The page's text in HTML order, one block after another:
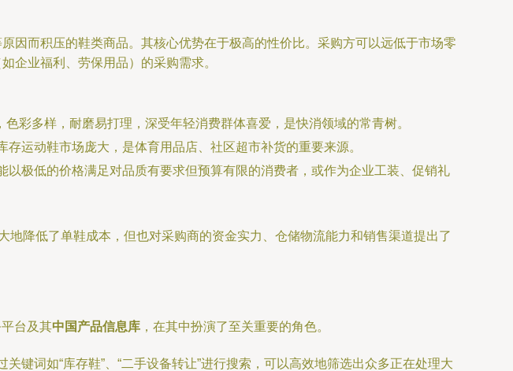
因而积压的鞋类商品。其核心优势在于极高的性价比。采购方可以远低于市场零
企业福利、劳保用品）的采购需求。
彩多样，耐磨易打理，深受年轻消费群体喜爱，是快消领域的常青树。
运动鞋市场庞大，是体育用品店、社区超市补货的重要来源。
极低的价格满足对品质有要求但预算有限的消费者，或作为企业工装、促销礼
降低了单鞋成本，但也对采购商的资金实力、仓储物流能力和销售渠道提出了
台及其中国产品信息库 ，在其中扮演了至关重要的角色。
键词如“库存鞋”、“二手设备转让”进行搜索，可以高效地筛选出众多正在处理大